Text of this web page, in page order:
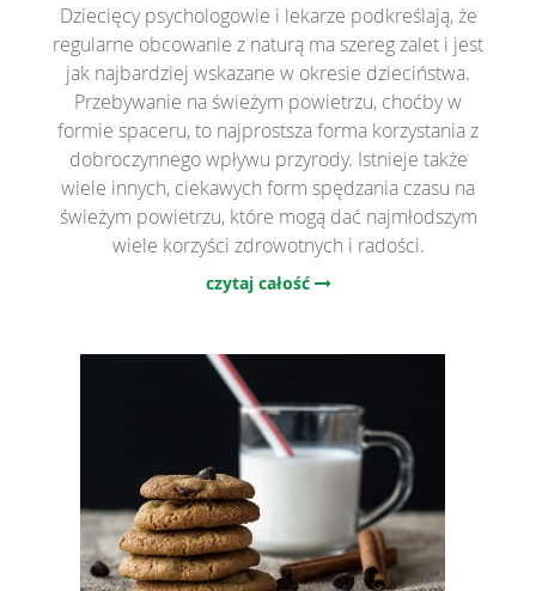
Dziecięcy psychologowie i lekarze podkreślają, że
regularne obcowanie z naturą ma szereg zalet i jest
jak najbardziej wskazane w okresie dzieciństwa.
Przebywanie na świeżym powietrzu, choćby w
formie spaceru, to najprostsza forma korzystania z
dobroczynnego wpływu przyrody. Istnieje także
wiele innych, ciekawych form spędzania czasu na
świeżym powietrzu, które mogą dać najmłodszym
wiele korzyści zdrowotnych i radości.
czytaj całość